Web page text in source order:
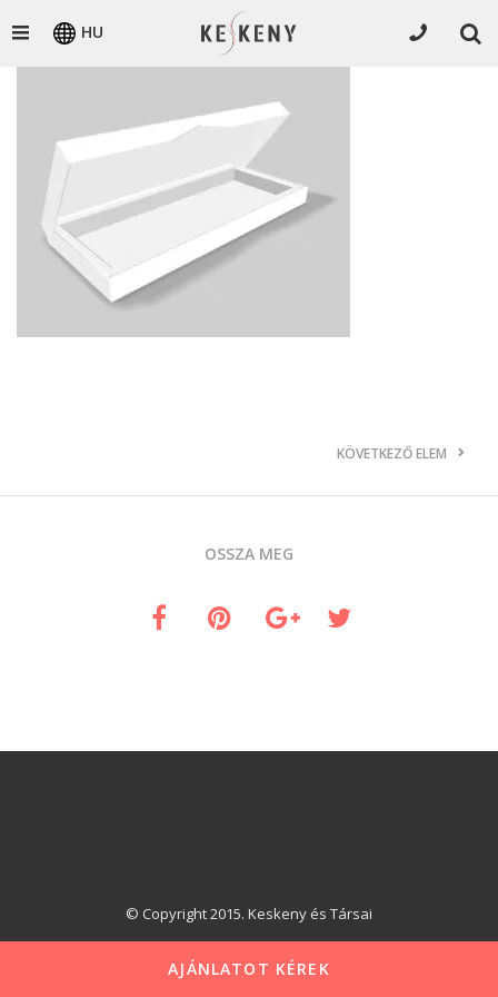
HU
KÖVETKEZŐ ELEM
OSSZA MEG
© Copyright 2015. Keskeny és Társai
AJÁNLATOT KÉREK